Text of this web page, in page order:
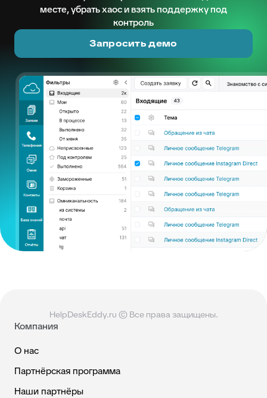
месте, убрать хаос и взять поддержку под
контроль
Запросить демо
HelpDeskEddy.ru © Все права защищены.
Компания
О нас
Партнёрская программа
Наши партнёры